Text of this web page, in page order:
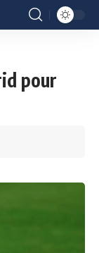
pour